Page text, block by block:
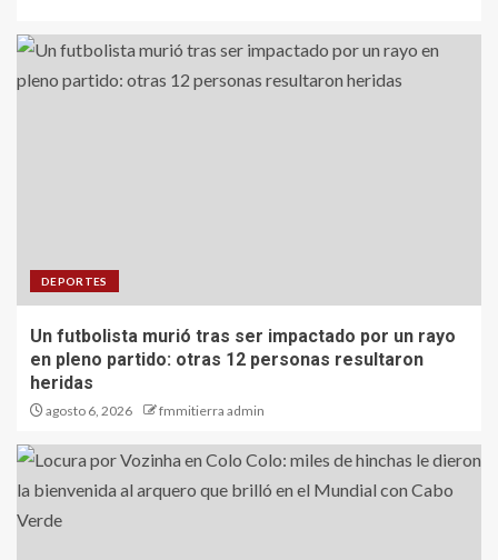
DEPORTES
Un futbolista murió tras ser impactado por un rayo
en pleno partido: otras 12 personas resultaron
heridas
agosto 6, 2026 fmmitierra admin